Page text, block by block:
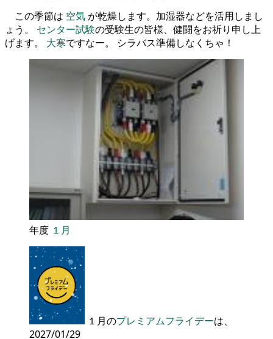
この季節は 空気 が乾燥します。加湿器などを活用しまし
ょう。 センター試験の受験生の皆様、健闘をお祈り申し上
げます。 大寒ですなー。 シラバス準備しなくちゃ！
年度 １月
１月のプレミアムフライデーは、
2027/01/29